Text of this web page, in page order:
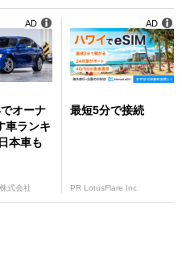
オーナ
車ランキ
本車も
式会社
AD
最短5分で接続
PR LotusFlare Inc
AD